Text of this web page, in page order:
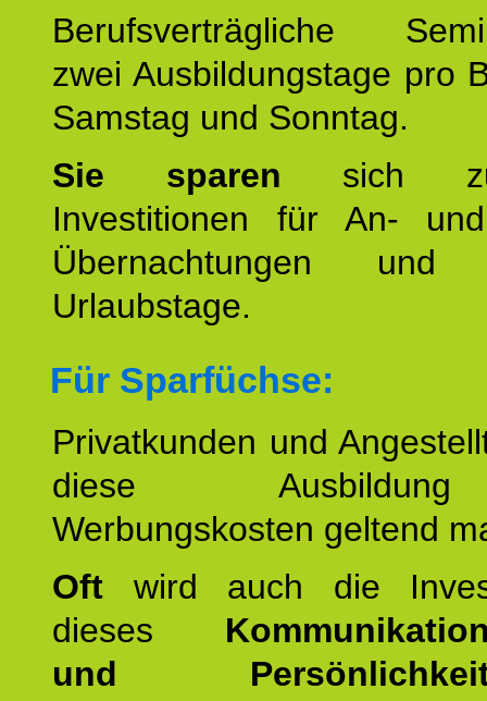
Berufsverträgliche
zwei Ausbildungstage pro
Samstag und Sonntag.
Sie sparen sich
Investitionen für An-
Übernachtungen und
Urlaubstage.
Für Sparfüchse:
Privatkunden und
diese
Werbungskosten geltend
Oft wird auch die
dieses
und